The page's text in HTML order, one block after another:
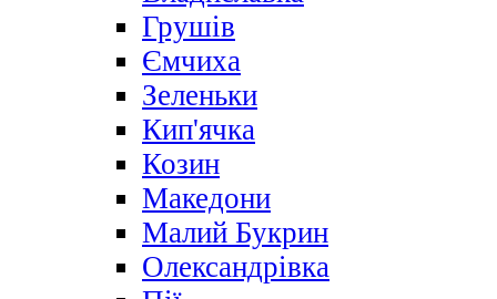
Грушів
Ємчиха
Зеленьки
Кип'ячка
Козин
Македони
Малий Букрин
Олександрівка